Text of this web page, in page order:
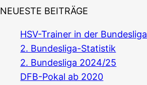
NEUESTE BEITRÄGE
HSV-Trainer in der Bundesliga
2. Bundesliga-Statistik
2. Bundesliga 2024/25
DFB-Pokal ab 2020